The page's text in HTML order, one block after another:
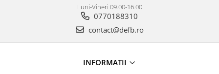
Luni-Vineri 09.00-16.00
0770188310
contact@defb.ro
INFORMATII